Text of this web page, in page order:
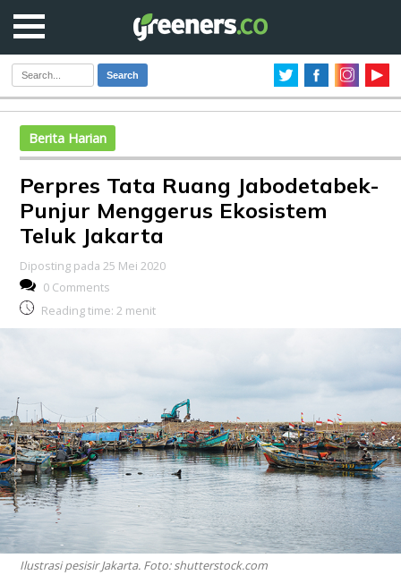
Search
Berita Harian
Perpres Tata Ruang Jabodetabek-
Punjur Menggerus Ekosistem
Teluk Jakarta
Diposting pada 25 Mei 2020
0 Comments
Reading time: 2 menit
Ilustrasi pesisir Jakarta. Foto: shutterstock.com